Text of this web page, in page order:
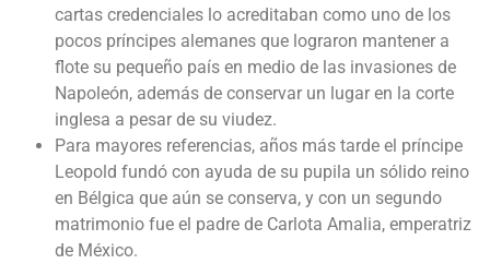
cartas credenciales lo acreditaban como uno de los
pocos príncipes alemanes que lograron mantener a
flote su pequeño país en medio de las invasiones de
Napoleón, además de conservar un lugar en la corte
inglesa a pesar de su viudez.
Para mayores referencias, años más tarde el príncipe
Leopold fundó con ayuda de su pupila un sólido reino
en Bélgica que aún se conserva, y con un segundo
matrimonio fue el padre de Carlota Amalia, emperatriz
de México.